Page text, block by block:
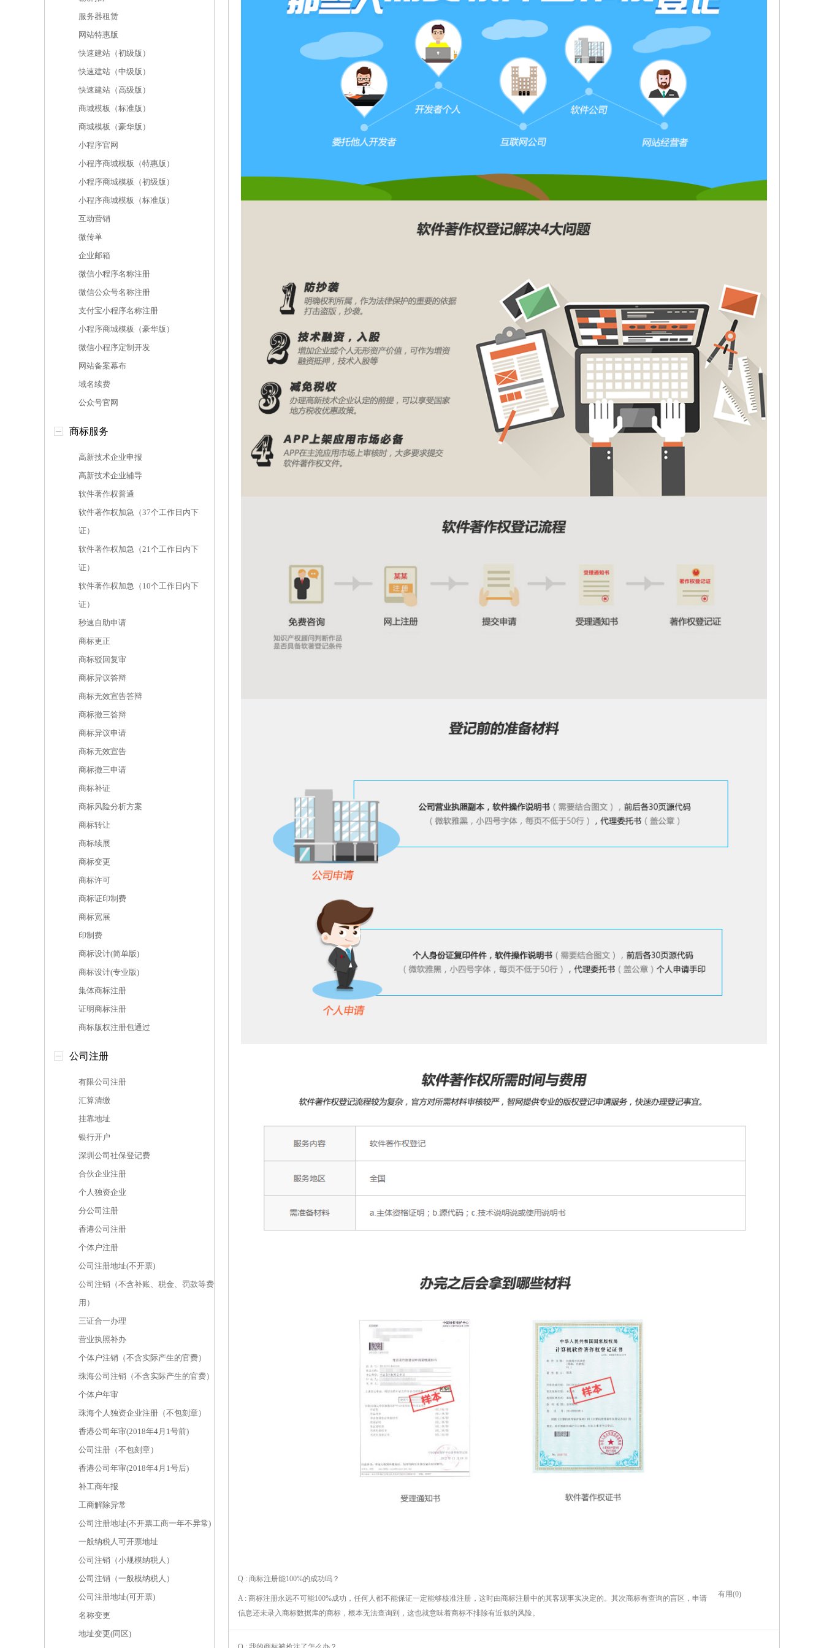
服务器租赁
网站特惠版
快速建站（初级版）
快速建站（中级版）
快速建站（高级版）
商城模板（标准版）
商城模板（豪华版）
小程序官网
小程序商城模板（特惠版）
小程序商城模板（初级版）
小程序商城模板（标准版）
互动营销
微传单
企业邮箱
微信小程序名称注册
微信公众号名称注册
支付宝小程序名称注册
小程序商城模板（豪华版）
微信小程序定制开发
网站备案幕布
域名续费
公众号官网
商标服务
高新技术企业申报
高新技术企业辅导
软件著作权普通
软件著作权加急（37个工作日内下
证）
软件著作权加急（21个工作日内下
证）
软件著作权加急（10个工作日内下
证）
秒速自助申请
商标更正
商标驳回复审
商标异议答辩
商标无效宣告答辩
商标撤三答辩
商标异议申请
商标无效宣告
商标撤三申请
商标补证
商标风险分析方案
商标转让
商标续展
商标变更
商标许可
商标证印制费
商标宽展
印制费
商标设计(简单版)
商标设计(专业版)
集体商标注册
证明商标注册
商标版权注册包通过
公司注册
有限公司注册
汇算清缴
挂靠地址
银行开户
深圳公司社保登记费
合伙企业注册
个人独资企业
分公司注册
香港公司注册
个体户注册
公司注册地址(不开票)
公司注销（不含补账、税金、罚款等费
用）
三证合一办理
营业执照补办
个体户注销（不含实际产生的官费）
珠海公司注销（不含实际产生的官费）
个体户年审
珠海个人独资企业注册（不包刻章）
香港公司年审(2018年4月1号前)
公司注册（不包刻章）
香港公司年审(2018年4月1号后)
补工商年报
工商解除异常
公司注册地址(不开票工商一年不异常)
一般纳税人可开票地址
公司注销（小规模纳税人）
公司注销（一般模纳税人）
公司注册地址(可开票)
名称变更
地址变更(同区)
Q : 商标注册能100%的成功吗？
A : 商标注册永远不可能100%成功，任何人都不能保证一定能够核准注册，这时由商标注册中的其客观事实决定的。其次商标有查询的盲区，申请
信息还未录入商标数据库的商标，根本无法查询到，这也就意味着商标不排除有近似的风险。
有用(0)